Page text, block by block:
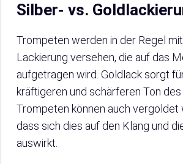
Silber- vs.
Trompeten werden in der Regel
Lackierung versehen, die auf das
aufgetragen wird. Goldlack sorgt
kräftigeren und schärferen Ton
Trompeten können auch vergoldet
dass sich dies auf den Klang und
auswirkt.